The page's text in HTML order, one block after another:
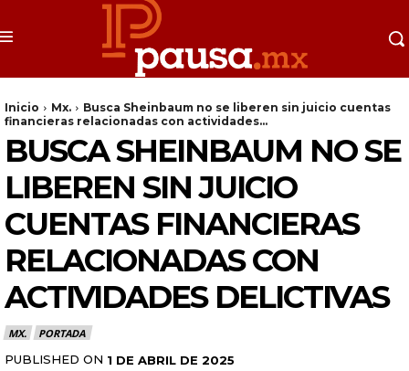
Inicio Mx.
Busca Sheinbaum no se liberen sin juicio cuentas
financieras relacionadas con actividades...
BUSCA SHEINBAUM NO SE
LIBEREN SIN JUICIO
CUENTAS FINANCIERAS
RELACIONADAS CON
ACTIVIDADES DELICTIVAS
MX. PORTADA
PUBLISHED ON 1 DE ABRIL DE 2025